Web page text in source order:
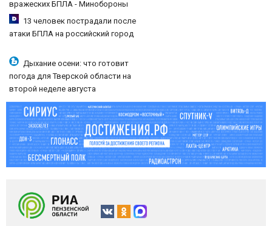
вражеских БПЛА - Минобороны
09/08/2026 – Новости
13 человек пострадали после
атаки БПЛА на российский город
Дыхание осени: что готовит
погода для Тверской области на
второй неделе августа